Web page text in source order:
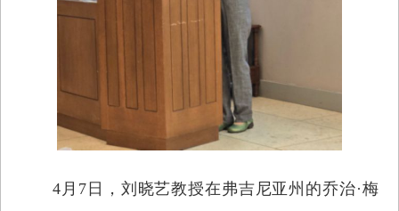
4月7日，刘晓艺教授在弗吉尼亚州的乔治·梅